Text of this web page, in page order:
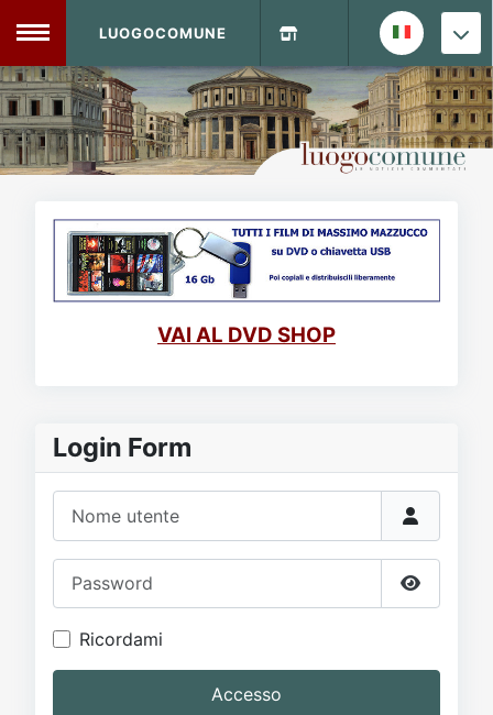
MENU
Home
DVD Shop
Sito
Forum
LUOGOCOMUNE
VAI AL DVD SHOP
Login Form
Mostra
Ricordami
Accesso